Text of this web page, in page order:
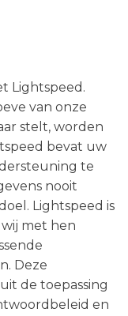
Lightspeed.
van onze
stelt, worden
bevat uw
te
nooit
Lightspeed is
met hen
Deze
de toepassing
en